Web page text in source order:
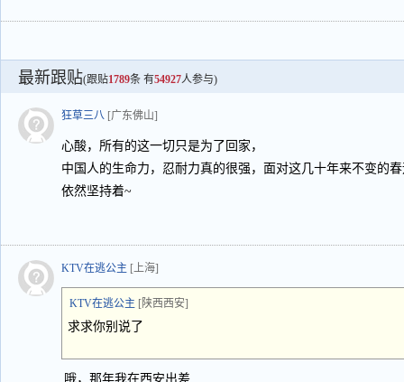
最新跟贴(跟贴1789条 有54927人参与)
狂草三八 [广东佛山]
心酸，所有的这一切只是为了回家，
中国人的生命力，忍耐力真的很强，面对这几十年来不变的
依然坚持着~
KTV在逃公主 [上海]
KTV在逃公主 [陕西西安]
求求你别说了
哦，那年我在西安出差